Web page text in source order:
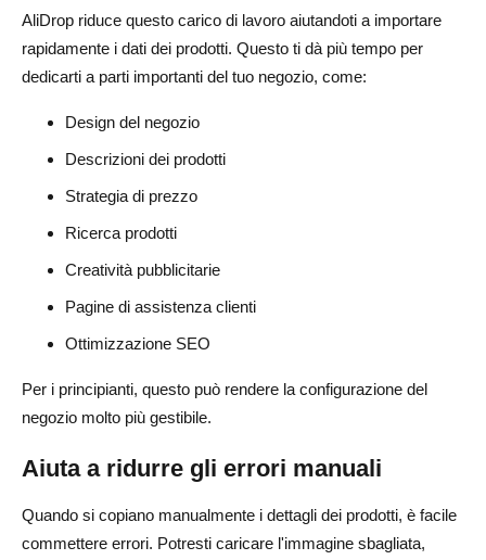
AliDrop riduce questo carico di lavoro aiutandoti a importare
rapidamente i dati dei prodotti. Questo ti dà più tempo per
dedicarti a parti importanti del tuo negozio, come:
Design del negozio
Descrizioni dei prodotti
Strategia di prezzo
Ricerca prodotti
Creatività pubblicitarie
Pagine di assistenza clienti
Ottimizzazione SEO
Per i principianti, questo può rendere la configurazione del
negozio molto più gestibile.
Aiuta a ridurre gli errori manuali
Quando si copiano manualmente i dettagli dei prodotti, è facile
commettere errori. Potresti caricare l'immagine sbagliata,